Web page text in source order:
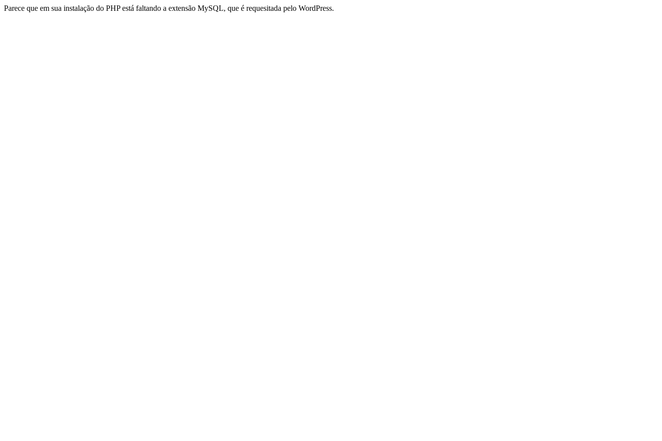
Parece que em sua instalação do PHP está faltando a extensão MySQL, que é requesitada pelo WordPress.